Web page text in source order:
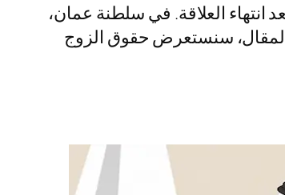
انتهاء العلاقة. في سلطنة عمان،
المقال، سنستعرض حقوق الزوج